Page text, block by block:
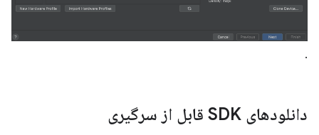
.
دانلودهای SDK قابل از سرگیری